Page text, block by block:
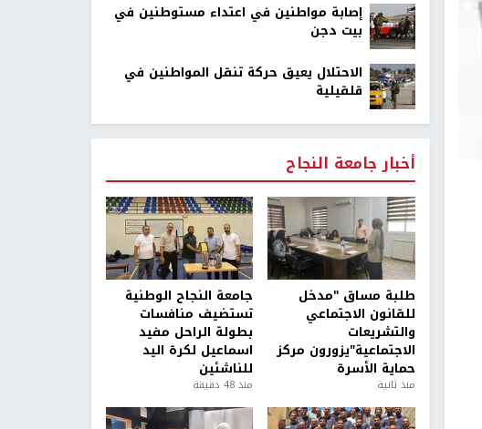
إصابة مواطنين في اعتداء مستوطنين في
بيت دجن
الاحتلال يعيق حركة تنقل المواطنين في
قلقيلية
أخبار جامعة النجاح
طلبة مساق "مدخل
للقانون الاجتماعي
والتشريعات
الاجتماعية"يزورون مركز
حماية الأسرة
منذ ثانية
جامعة النجاح الوطنية
تستضيف منافسات
بطولة الراحل مفيد
اسماعيل لكرة اليد
للناشئين
منذ 48 دقيقة